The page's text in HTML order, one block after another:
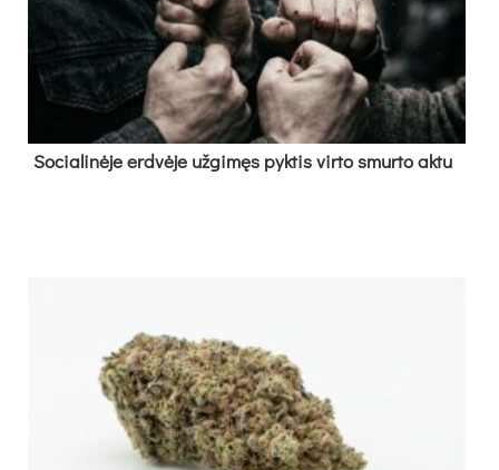
So­cia­li­nė­je erd­vė­je už­gi­męs pyk­tis vir­to smur­to ak­tu